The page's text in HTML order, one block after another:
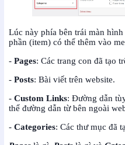
Lúc này phía bên trái màn hình
phần (item) có thể thêm vào
- Pages: Các trang con đã tạo
- Posts: Bài viết trên website.
- Custom Links: Đường dẫn
thể đường dẫn từ bên ngoài
- Categories: Các thư mục đã